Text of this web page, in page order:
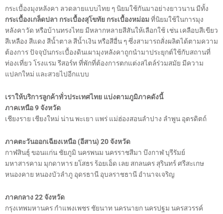
กระเบื้องมุงหลังคา ลวดลายแบบไทย ๆ นิยมใช้กันมาอย่างยาวนาน มีทั้ง
กระเบื้องเกล็ดปลา กระเบื้องสุโขทัย กระเบื้องหม่อมที่นิยมใช้ในการมุง
หลังคาวัด หรือบ้านทรงไทย มีหลากหลายสีสันให้เลือกใช้ เช่น เคลือบสีเขียว
สีเหลือง สีแดง สีน้ำตาล สีน้ำเงิน หรือสีอื่น ๆ ซึ่งสามารถสั่งผลิตได้ตามความ
ต้องการ ปัจจุบันกระเบื้องดินเผามุงหลังคาถูกนำมาประยุกต์ใช้กับสถานที่
ท่องเที่ยว โรงแรม รีสอร์ท ที่พักที่ต้องการตกแต่งสไตล์ร่วมสมัย มีความ
แปลกใหม่ และสวยไปอีกแบบ
เราให้บริการลูกค้าทั่วประเทศไทย แบ่งตามภูมิภาคดังนี้
ภาคเหนือ 9 จังหวัด
เชียงราย เชียงใหม่ น่าน พะเยา แพร่ แม่ฮ่องสอนลำปาง ลำพูน อุตรดิตถ์
ภาคตะวันออกเฉียงเหนือ (อีสาน) 20 จังหวัด
กาฬสินธุ์ ขอนแก่น ชัยภูมิ นครพนม นครราชสีมา บึงกาฬ บุรีรัมย์
มหาสารคาม มุกดาหาร ยโสธร ร้อยเอ็ด เลย สกลนคร สุรินทร์ ศรีสะเกษ
หนองคาย หนองบัวลำภู อุดรธานี อุบลราชธานี อำนาจเจริญ
ภาคกลาง 22 จังหวัด
กรุงเทพมหานคร กำแพงเพชร ชัยนาท นครนายก นครปฐม นครสวรรค์